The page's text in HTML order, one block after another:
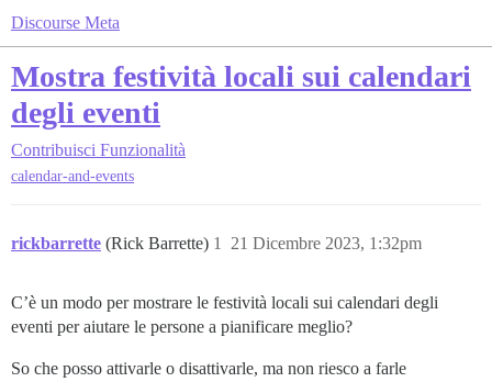
Discourse Meta
Mostra festività locali sui calendari
degli eventi
Contribuisci Funzionalità
calendar-and-events
rickbarrette (Rick Barrette) 21 Dicembre 2023, 1:32pm
1
C’è un modo per mostrare le festività locali sui calendari degli
eventi per aiutare le persone a pianificare meglio?
So che posso attivarle o disattivarle, ma non riesco a farle